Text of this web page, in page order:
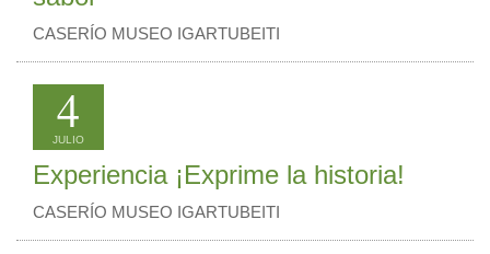
CASERÍO MUSEO IGARTUBEITI
4
JULIO
Experiencia ¡Exprime la historia!
CASERÍO MUSEO IGARTUBEITI